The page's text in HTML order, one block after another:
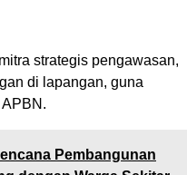
strategis pengawasan,
di lapangan, guna
Pembangunan